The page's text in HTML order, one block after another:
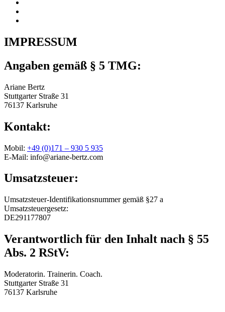
IMPRESSUM
Angaben gemäß § 5 TMG:
Ariane Bertz
Stuttgarter Straße 31
76137 Karlsruhe
Kontakt:
Mobil: +49 (0)171 – 930 5 935
E-Mail: info@ariane-bertz.com
Umsatzsteuer:
Umsatzsteuer-Identifikationsnummer gemäß §27 a
Umsatzsteuergesetz:
DE291177807
Verantwortlich für den Inhalt nach § 55
Abs. 2 RStV:
Moderatorin. Trainerin. Coach.
Stuttgarter Straße 31
76137 Karlsruhe